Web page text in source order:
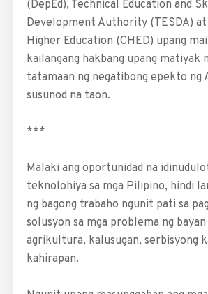
(DepEd), Technical Education and
Development Authority (TESDA) at
Higher Education (CHED) upang
kailangang hakbang upang matiyak
tatamaan ng negatibong epekto ng
susunod na taon.
***
Malaki ang oportu­nidad na
teknolohiya sa mga Pilipino, hindi
ng bagong trabaho ngunit pati sa
solusyon sa mga problema ng
agrikultura, kalusugan, serbisyong
kahirapan.